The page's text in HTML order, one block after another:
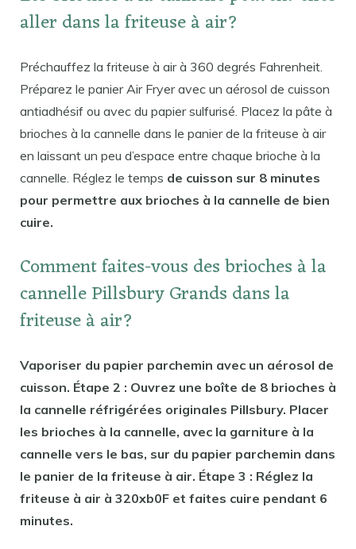
aller dans la friteuse à air?
Préchauffez la friteuse à air à 360 degrés Fahrenheit.
Préparez le panier Air Fryer avec un aérosol de cuisson
antiadhésif ou avec du papier sulfurisé. Placez la pâte à
brioches à la cannelle dans le panier de la friteuse à air
en laissant un peu d’espace entre chaque brioche à la
cannelle. Réglez le temps de cuisson sur 8 minutes
pour permettre aux brioches à la cannelle de bien
cuire.
Comment faites-vous des brioches à la
cannelle Pillsbury Grands dans la
friteuse à air?
Vaporiser du papier parchemin avec un aérosol de
cuisson. Étape 2 : Ouvrez une boîte de 8 brioches à
la cannelle réfrigérées originales Pillsbury. Placer
les brioches à la cannelle, avec la garniture à la
cannelle vers le bas, sur du papier parchemin dans
le panier de la friteuse à air. Étape 3 : Réglez la
friteuse à air à 320xb0F et faites cuire pendant 6
minutes.